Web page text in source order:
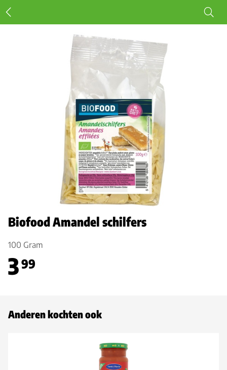
Biofood Amandel schilfers
100 Gram
399
Anderen kochten ook